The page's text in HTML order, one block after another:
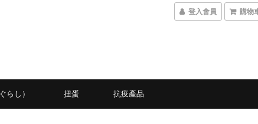
登入會員 購物
らし） 扭蛋 抗疫產品